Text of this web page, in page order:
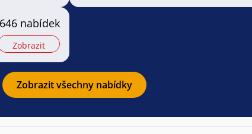
nabídek
Zobrazit
Zobrazit všechny nabídky